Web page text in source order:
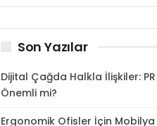
Son Yazılar
Dijital Çağda Halkla İlişkiler:
Önemli mi?
Ergonomik Ofisler İçin Mobilya